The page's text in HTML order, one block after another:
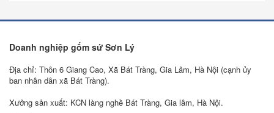
Doanh nghiệp gốm sứ Sơn Lý
Địa chỉ: Thôn 6 Giang Cao, Xã Bát Tràng, Gia Lâm, Hà Nội (cạnh ủy
ban nhân dân xã Bát Tràng).
Xưởng sản xuất: KCN làng nghề Bát Tràng, Gia lâm, Hà Nội.